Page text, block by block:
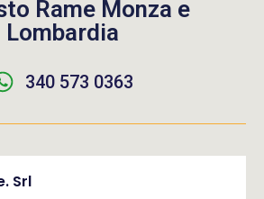
Rame Monza e
Lombardia
340 573 0363
Srl